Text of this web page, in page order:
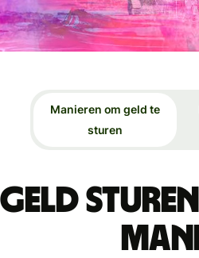
Manieren om geld te
sturen
Geld